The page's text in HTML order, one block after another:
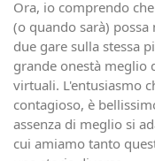
Ora, io comprendo
(o quando sarà) possa
due gare sulla stessa
grande onestà meglio
virtuali. L'entusiasmo
contagioso, è
assenza di meglio si
cui amiamo tanto